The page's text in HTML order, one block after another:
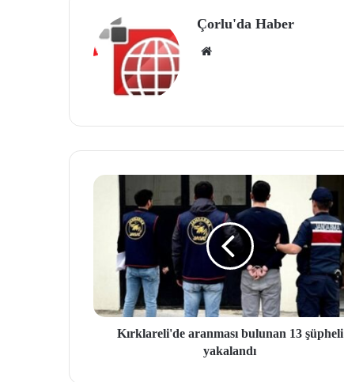
Çorlu'da Haber
Kırklareli'de aranması bulunan 13 şüpheli
yakalandı